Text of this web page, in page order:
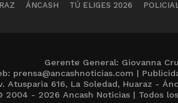
ÁNCASH TÚ ELIGES 2026
Gerente General: Giovanna
prensa@ancashnoticias.com |
Atusparia 616, La Soledad, Huaraz -
2004 - 2026 Ancash Noticias | Todos